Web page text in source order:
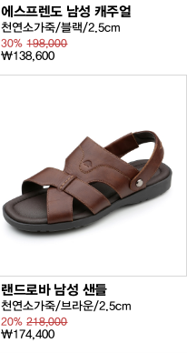
에스프렌도 남성 캐주얼
천연소가죽/블랙/2.5cm
30%198,000
₩138,600
랜드로바 남성 샌들
천연소가죽/브라운/2.5cm
20%218,000
₩174,400